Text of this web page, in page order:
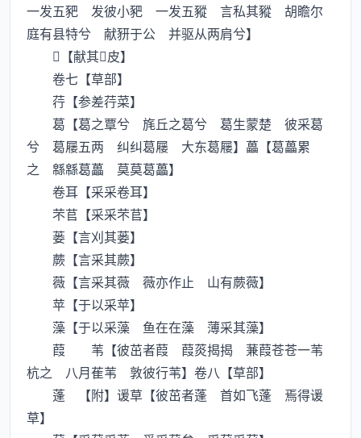
一发五豝 发彼小豝 一发五豵 言私其豵 胡瞻尔
庭有县特兮 献豜于公 并驱从两肩兮】
【献其皮】
卷七【草部】
荇【参差荇菜】
葛【葛之覃兮 旄丘之葛兮 葛生蒙楚 彼采葛
兮 葛屦五两 纠纠葛屦 大东葛屦】藟【葛藟累
之 緜緜葛藟 莫莫葛藟】
卷耳【采采卷耳】
芣苢【采采芣苢】
蒌【言刈其蒌】
蕨【言采其蕨】
薇【言采其薇 薇亦作止 山有蕨薇】
苹【于以采苹】
藻【于以采藻 鱼在在藻 薄采其藻】
葭 苇【彼茁者葭 葭菼揭揭 蒹葭苍苍一苇
杭之 八月萑苇 敦彼行苇】卷八【草部】
蓬 【附】谖草【彼茁者蓬 首如飞蓬 焉得谖
草】